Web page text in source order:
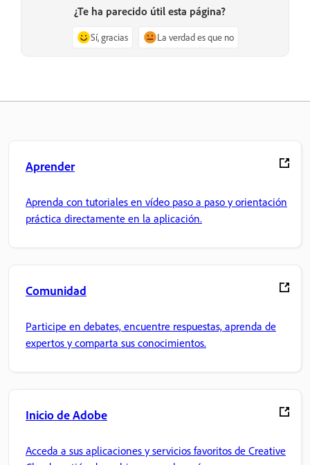
¿Te ha parecido útil esta página?
Sí, gracias La verdad es que no
Aprender
Aprenda con tutoriales en vídeo paso a paso y orientación
práctica directamente en la aplicación.
Comunidad
Participe en debates, encuentre respuestas, aprenda de
expertos y comparta sus conocimientos.
Inicio de Adobe
Acceda a sus aplicaciones y servicios favoritos de Creative